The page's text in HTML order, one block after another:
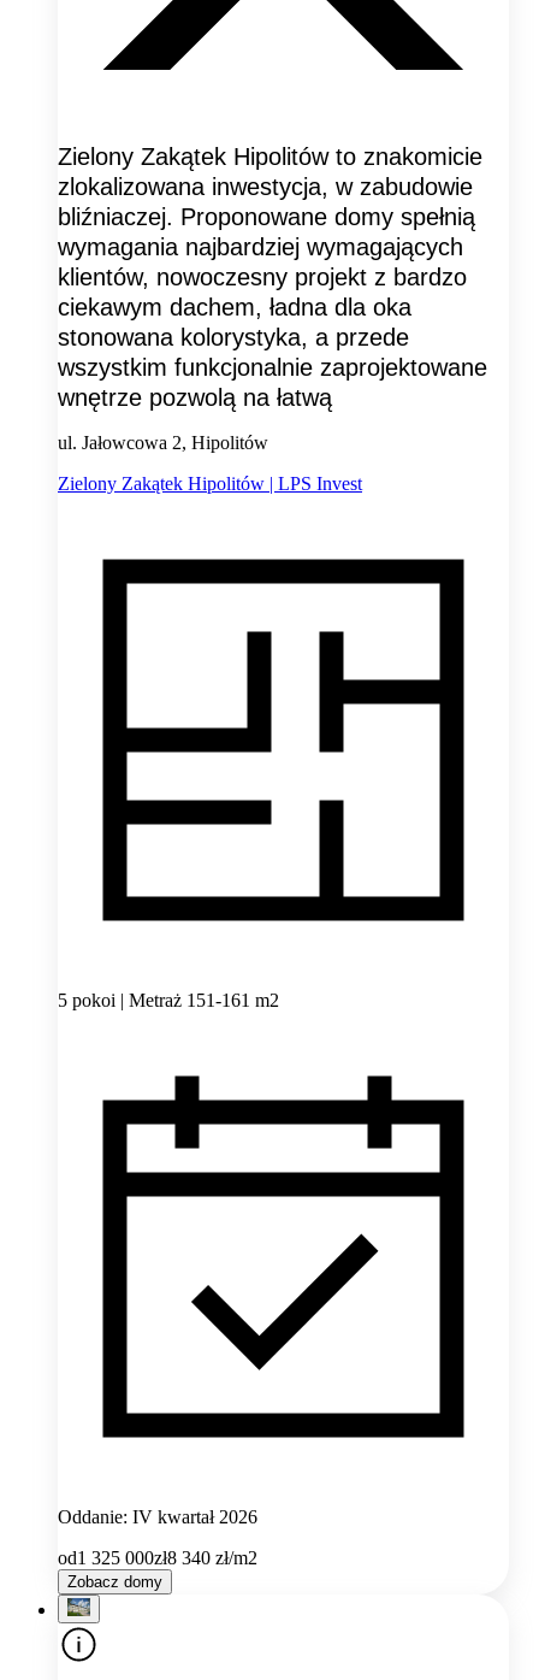
Zielony Zakątek Hipolitów to znakomicie
zlokalizowana inwestycja, w zabudowie
bliźniaczej. Proponowane domy spełnią
wymagania najbardziej wymagających
klientów, nowoczesny projekt z bardzo
ciekawym dachem, ładna dla oka
stonowana kolorystyka, a przede
wszystkim funkcjonalnie zaprojektowane
wnętrze pozwolą na łatwą
ul. Jałowcowa 2, Hipolitów
Zielony Zakątek Hipolitów | LPS Invest
5 pokoi | Metraż 151-161 m2
Oddanie: IV kwartał 2026
od1 325 000zł8 340 zł/m2
Zobacz domy